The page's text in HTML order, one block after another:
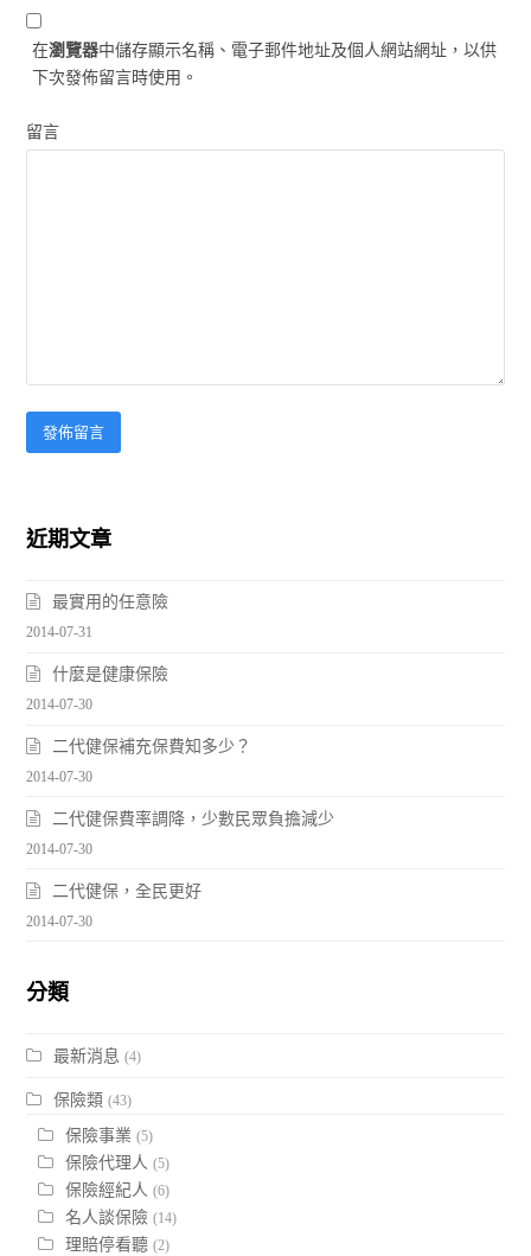
在瀏覽器中儲存顯示名稱、電子郵件地址及個人網站網址，以供
下次發佈留言時使用。
留言
近期文章
最實用的任意險
2014-07-31
什麼是健康保險
2014-07-30
二代健保補充保費知多少？
2014-07-30
二代健保費率調降，少數民眾負擔減少
2014-07-30
二代健保，全民更好
2014-07-30
分類
最新消息 (4)
保險類 (43)
保險事業 (5)
保險代理人 (5)
保險經紀人 (6)
名人談保險 (14)
理賠停看聽 (2)